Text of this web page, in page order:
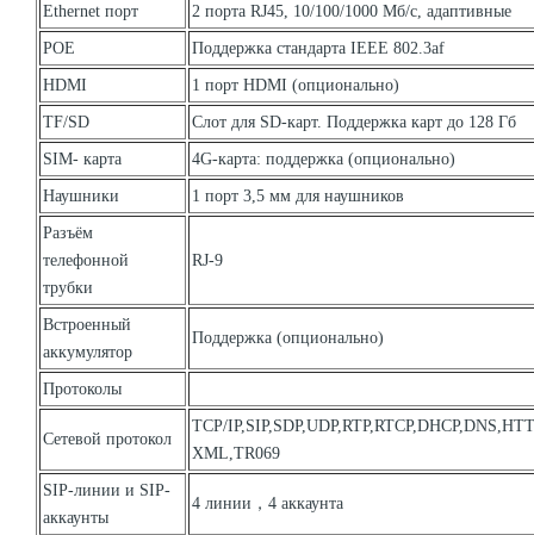
Ethernet порт 2 порта RJ45, 10/100/1000 Мб/с, адаптивные
POE Поддержка стандарта IEEE 802.3af
HDMI 1 порт HDMI (опционально)
TF/SD Слот для SD-карт. Поддержка карт до 128 Гб
SIM- карта 4G-карта: поддержка (опционально)
Наушники 1 порт 3,5 мм для наушников
Разъём
телефонной
трубки
RJ-9
Встроенный
аккумулятор
Поддержка (опционально)
Протоколы
Сетевой протокол
TCP/
XML,TR069
SIP-линии и SIP-
аккаунты
4 линии，4 аккаунта